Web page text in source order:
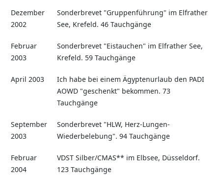
Dezember
2002
Sonderbrevet "Gruppenführung" im Elfrather
See, Krefeld. 46 Tauchgänge
Februar
2003
Sonderbrevet "Eistauchen" im Elfrather See,
Krefeld. 59 Tauchgänge
April 2003
Ich habe bei einem Ägyptenurlaub den PADI
AOWD "geschenkt" bekommen. 73
Tauchgänge
September
2003
Sonderbrevet "HLW, Herz-Lungen-
Wiederbelebung". 94 Tauchgänge
Februar
2004
VDST Silber/CMAS** im Elbsee, Düsseldorf.
123 Tauchgänge